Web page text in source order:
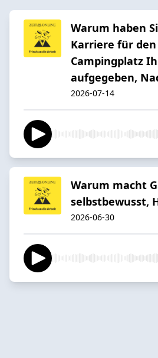
Warum haben
Karriere für den
Campingplatz
aufgegeben,
2026-07-14
Warum macht
selbstbewusst,
2026-06-30